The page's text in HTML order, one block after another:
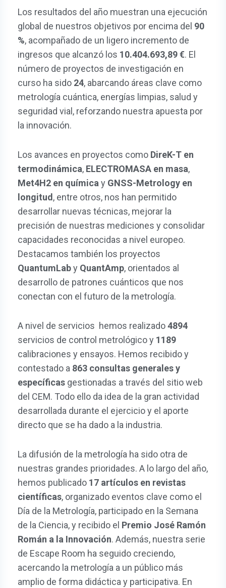
Los resultados del año muestran una ejecución
global de nuestros objetivos por encima del 90
%, acompañado de un ligero incremento de
ingresos que alcanzó los 10.404.693,89. El
número de proyectos de investigación en
curso ha sido 24, abarcando áreas clave como
metrología cuántica, energías limpias, salud y
seguridad vial, reforzando nuestra apuesta por
la innovación.
Los avances en proyectos como DireK-T en
termodinámica, ELECTROMASA en masa,
Met4H2 en químicay GNSS-Metrology en
longitud, entre otros, nos han permitido
desarrollar nuevas técnicas, mejorar la
precisión de nuestras mediciones y consolidar
capacidades reconocidas a nivel europeo.
Destacamos también los proyectos
QuantumLaby QuantAmp, orientados al
desarrollo de patrones cuánticos que nos
conectan con el futuro de la metrología.
A nivel de servicios hemos realizado4894
servicios de control metrológico y 1189
calibraciones y ensayos. Hemos recibido y
contestado a 863 consultas generales y
específicas gestionadas a través del sitio web
del CEM. Todo ello da idea de la gran actividad
desarrollada durante el ejercicio y el aporte
directo que se ha dado a la industria.
La difusión de la metrología ha sido otra de
nuestras grandes prioridades. A lo largo del año,
hemos publicado 17 artículos en revistas
científicas, organizado eventos clave como el
Día de la Metrología, participado en la Semana
de la Ciencia, y recibido el Premio José Ramón
Román a la Innovación. Además, nuestra serie
de Escape Room ha seguido creciendo,
acercando la metrología a un público más
amplio de forma didáctica y participativa. En